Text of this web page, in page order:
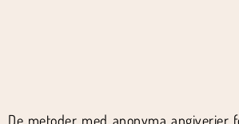
De metoder med anonyma angiverier